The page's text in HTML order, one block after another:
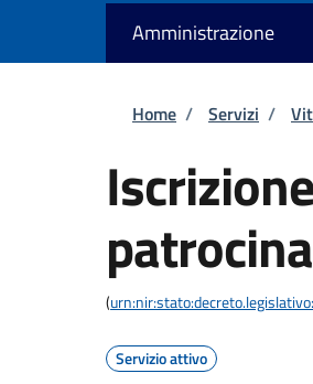
Amministrazione
Briciole
Home / Servizi /
(
Servizio attivo